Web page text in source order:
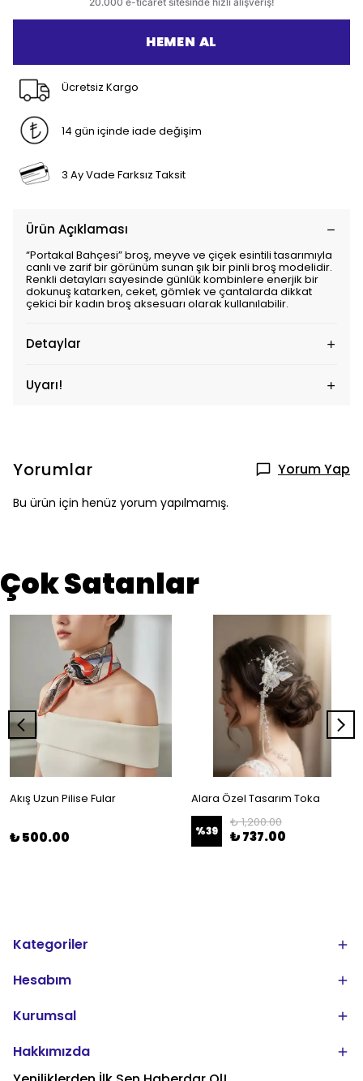
HEMEN AL
Ücretsiz Kargo
14 gün içinde iade değişim
3 Ay Vade Farksız Taksit
Ürün Açıklaması
“Portakal Bahçesi” broş, meyve ve çiçek esintili tasarımıyla
canlı ve zarif bir görünüm sunan şık bir pinli broş modelidir.
Renkli detayları sayesinde günlük kombinlere enerjik bir
dokunuş katarken, ceket, gömlek ve çantalarda dikkat
çekici bir kadın broş aksesuarı olarak kullanılabilir.
Detaylar
Uyarı!
Yorumlar Yorum Yap
Bu ürün için henüz yorum yapılmamış.
Çok Satanlar
Akış Uzun Pilise Fular
₺ 500.00
Alara Özel Tasarım Toka
%39
₺ 1,200.00
₺ 737.00
Kategoriler
Hesabım
Kurumsal
Hakkımızda